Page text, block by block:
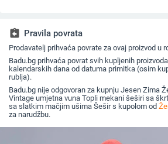
assignment_return Pravila povrata
Prodavatelj prihvaća povrate za ovaj proizvod u
Badu.bg prihvaća povrat svih kupljenih
kalendarskih dana od datuma primitka (osim
rublja).
Badu.bg nije odgovoran za kupnju Jesen Zima
Vintage umjetna vuna Topli mekani šeširi sa
sa slatkim mačjim ušima Šešir s kupolom od
za narudžbu.